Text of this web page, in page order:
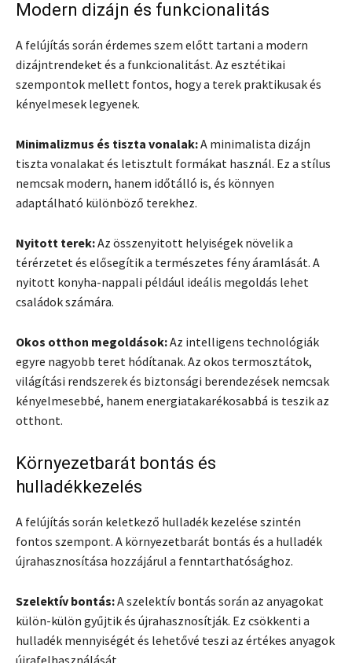
Modern dizájn és funkcionalitás
A felújítás során érdemes szem előtt tartani a modern
dizájntrendeket és a funkcionalitást. Az esztétikai
szempontok mellett fontos, hogy a terek praktikusak és
kényelmesek legyenek.
Minimalizmus és tiszta vonalak:A minimalista dizájn
tiszta vonalakat és letisztult formákat használ. Ez a stílus
nemcsak modern, hanem időtálló is, és könnyen
adaptálható különböző terekhez.
Nyitott terek:Az összenyitott helyiségek növelik a
térérzetet és elősegítik a természetes fény áramlását. A
nyitott konyha-nappali például ideális megoldás lehet
családok számára.
Okos otthon megoldások:Az intelligens technológiák
egyre nagyobb teret hódítanak. Az okos termosztátok,
világítási rendszerek és biztonsági berendezések nemcsak
kényelmesebbé, hanem energiatakarékosabbá is teszik az
otthont.
Környezetbarát bontás és
hulladékkezelés
A felújítás során keletkező hulladék kezelése szintén
fontos szempont. A környezetbarát bontás és a hulladék
újrahasznosítása hozzájárul a fenntarthatósághoz.
Szelektív bontás:A szelektív bontás során az anyagokat
külön-külön gyűjtik és újrahasznosítják. Ez csökkenti a
hulladék mennyiségét és lehetővé teszi az értékes anyagok
újrafelhasználását.